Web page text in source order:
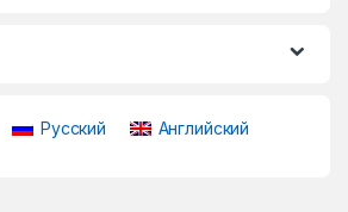
Русский Английский